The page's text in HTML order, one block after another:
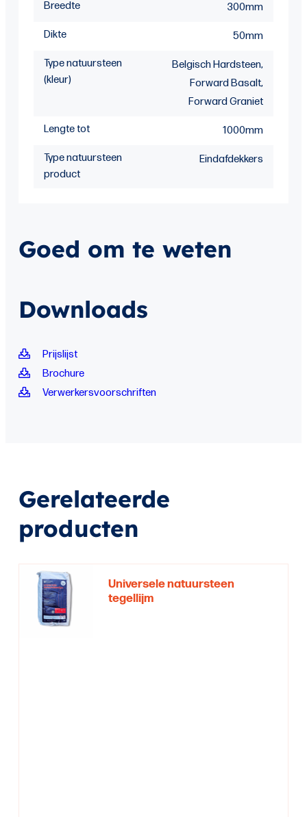
Breedte 300mm
Dikte 50mm
Type natuursteen
(kleur)
Belgisch Hardsteen,
Forward Basalt,
Forward Graniet
Lengte tot 1000mm
Type natuursteen
product
Eindafdekkers
Goed om te weten
Downloads
Prijslijst
Brochure
Verwerkersvoorschriften
Gerelateerde
producten
Universele natuursteen
tegellijm